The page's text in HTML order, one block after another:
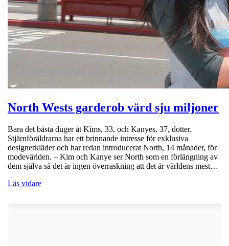
North Wests garderob värd sju miljoner
Bara det bästa duger åt Kims, 33, och Kanyes, 37, dotter.
Stjärnföräldrarna har ett brinnande intresse för exklusiva
designerkläder och har redan introducerat North, 14 månader, för
modevärlden. – Kim och Kanye ser North som en förlängning av
dem själva så det är ingen överraskning att det är världens mest…
Läs vidare